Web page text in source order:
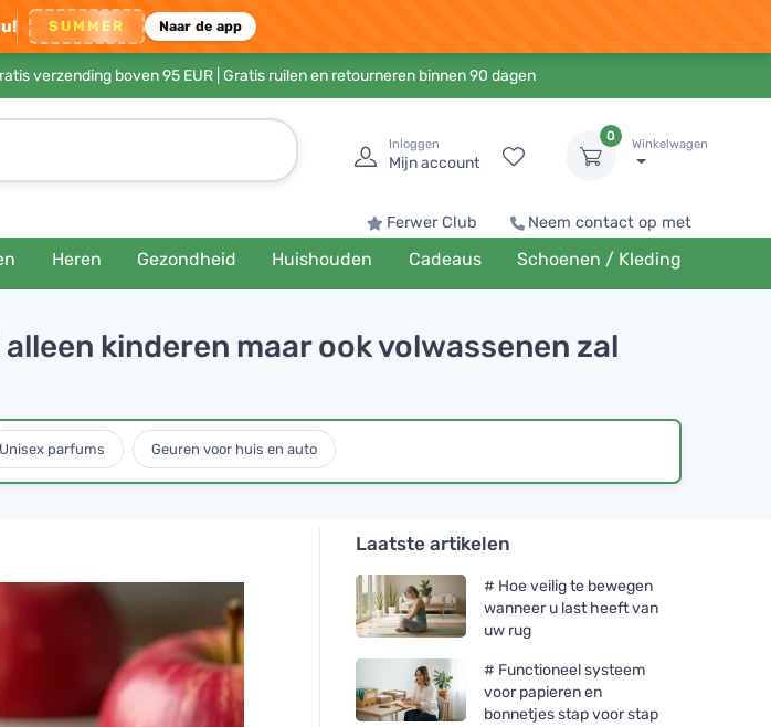
SUMMER Naar de app
verzending boven 95 EUR| Gratis ruilen en retourneren binnen 90 dagen
Inloggen
Mijn account
0
Winkelwagen
Ferwer Club Neem contact op met
Heren Gezondheid Huishouden Cadeaus Schoenen / Kleding
kinderen maar ook volwassenen zal
Unisex parfums Geuren voor huis en auto
Laatste artikelen
# Hoe veilig te bewegen
wanneer u last heeft van
uw rug
# Functioneel systeem
voor papieren en
bonnetjes stap voor stap